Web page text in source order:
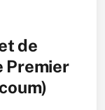
de
Premier